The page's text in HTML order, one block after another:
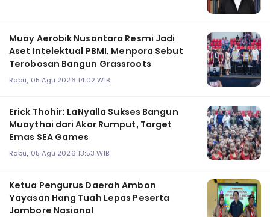
Muay Aerobik Nusantara Resmi Jadi
Aset Intelektual PBMI, Menpora Sebut
Terobosan Bangun Grassroots
Rabu, 05 Agu 2026 14:02 WIB
Erick Thohir: LaNyalla Sukses Bangun
Muaythai dari Akar Rumput, Target
Emas SEA Games
Rabu, 05 Agu 2026 13:53 WIB
Ketua Pengurus Daerah Ambon
Yayasan Hang Tuah Lepas Peserta
Jambore Nasional